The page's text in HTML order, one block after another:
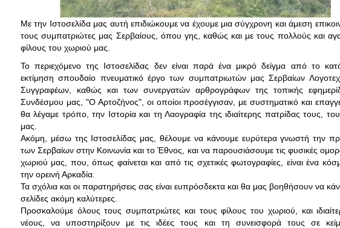
Με την Ιστοσελίδα μας αυτή επιδιώκουμε να έχουμε μια σύγχρονη και άμεση
τους συμπατριώτες μας Σερβαίους, όπου γης, καθώς και με τους πολλούς και
φίλους του χωριού μας.
Το περιεχόμενο της Ιστοσελίδας δεν είναι παρά ένα μικρό δείγμα από το
εκτίμηση σπουδαίο πνευματικό έργο των συμπατριωτών μας Σερβαίων
Συγγραφέων, καθώς και των συνεργατών αρθρογράφων της τοπικής
Συνδέσμου μας, "Ο Αρτοζήνος", οι οποίοι προσέγγισαν, με συστηματικό και
θα λέγαμε τρόπο, την Ιστορία και τη Λαογραφία της ιδιαίτερης πατρίδας τους,
μας.
Ακόμη, μέσω της Ιστοσελίδας μας, θέλουμε να κάνουμε ευρύτερα γνωστή την
των Σερβαίων στην Κοινωνία και το Έθνος, και να παρουσιάσουμε τις φυσικές
χωριού μας, που, όπως φαίνεται και από τις σχετικές φωτογραφίες, είναι ένα
την ορεινή Αρκαδία.
Τα σχόλια και οι παρατηρήσεις σας είναι ευπρόσδεκτα και θα μας βοηθήσουν να
σελίδες ακόμη καλύτερες.
Προσκαλούμε όλους τους συμπατριώτες και τους φίλους του χωριού, και
νέους, να υποστηρίξουν με τις ιδέες τους και τη συνεισφορά τους σε